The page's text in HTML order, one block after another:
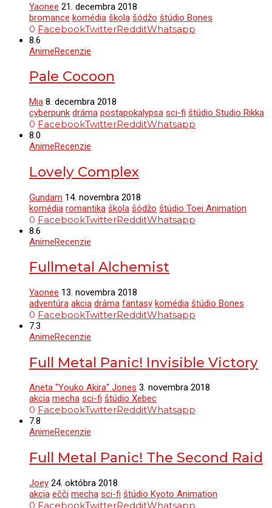
Yaonee 21. decembra 2018
bromance komédia škola šódžo štúdio Bones
0 FacebookTwitterRedditWhatsapp
8.6
AnimeRecenzie
Pale Cocoon
Mia 8. decembra 2018
cyberpunk dráma postapokalypsa sci-fi štúdio Studio Rikka
0 FacebookTwitterRedditWhatsapp
8.0
AnimeRecenzie
Lovely Complex
Gundam 14. novembra 2018
komédia romantika škola šódžo štúdio Toei Animation
0 FacebookTwitterRedditWhatsapp
8.6
AnimeRecenzie
Fullmetal Alchemist
Yaonee 13. novembra 2018
adventúra akcia dráma fantasy komédia štúdio Bones
0 FacebookTwitterRedditWhatsapp
7.3
AnimeRecenzie
Full Metal Panic! Invisible Victory
Aneta "Youko Akira" Jones 3. novembra 2018
akcia mecha sci-fi štúdio Xebec
0 FacebookTwitterRedditWhatsapp
7.8
AnimeRecenzie
Full Metal Panic! The Second Raid
Joey 24. októbra 2018
akcia ečči mecha sci-fi štúdio Kyoto Animation
0 FacebookTwitterRedditWhatsapp